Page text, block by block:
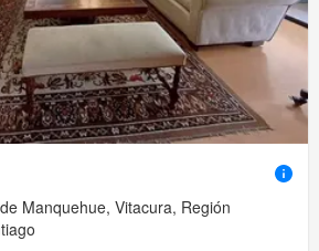
Manquehue, Vitacura, Región